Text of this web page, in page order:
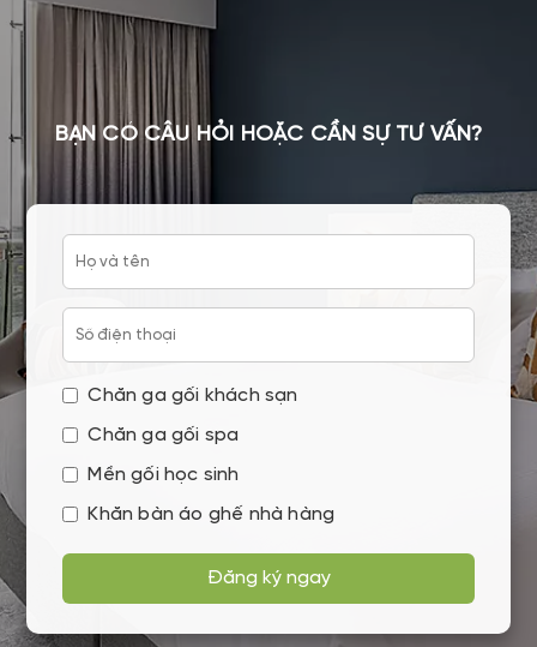
BẠN CÓ CÂU HỎI HOẶC CẦN SỰ TƯ VẤN?
Chăn ga gối khách sạn
Chăn ga gối spa
Mền gối học sinh
Khăn bàn áo ghế nhà hàng
Đăng ký ngay